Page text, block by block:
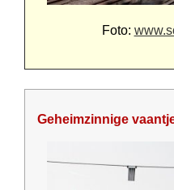
Foto:
Geheimzinnige